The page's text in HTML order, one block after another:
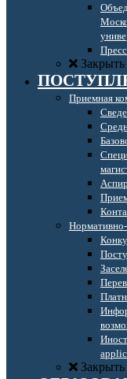
Закрыть
Приемная
Закрыть